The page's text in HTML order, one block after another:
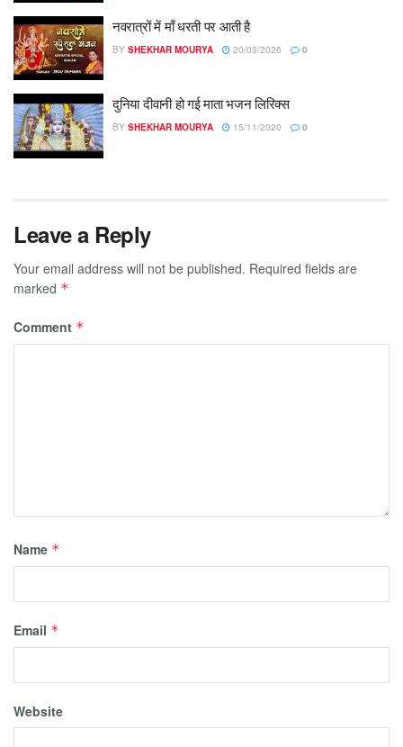
नवरात्रों में माँ धरती पर आती है
BY SHEKHAR MOURYA 20/03/2026 0
दुनिया दीवानी हो गई माता भजन लिरिक्स
BY SHEKHAR MOURYA 15/11/2020 0
Leave a Reply
Your email address will not be published. Required fields are
marked *
Comment *
Name *
Email *
Website